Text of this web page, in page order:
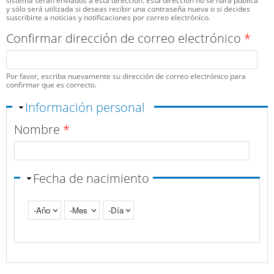
y sólo será utilizada si deseas recibir una contraseña nueva o si decides
suscribirte a noticias y notificaciones por correo electrónico.
Confirmar dirección de correo electrónico *
Por favor, escriba nuevamente su dirección de correo electrónico para
confirmar que es correcto.
Ocultar
Información personal
Nombre *
Fecha de nacimiento
Año
Mes Día